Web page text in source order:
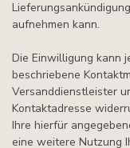
aufnehmen kann.
Die Einwilligung kann
beschriebene
Versanddienstleister
Kontaktadresse
Ihre hierfür
eine weitere Nutzung